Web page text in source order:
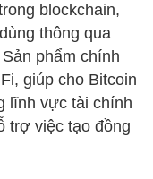
blockchain,
thông qua
Sản phẩm chính
giúp cho Bitcoin
lĩnh vực tài chính
trợ việc tạo đồng